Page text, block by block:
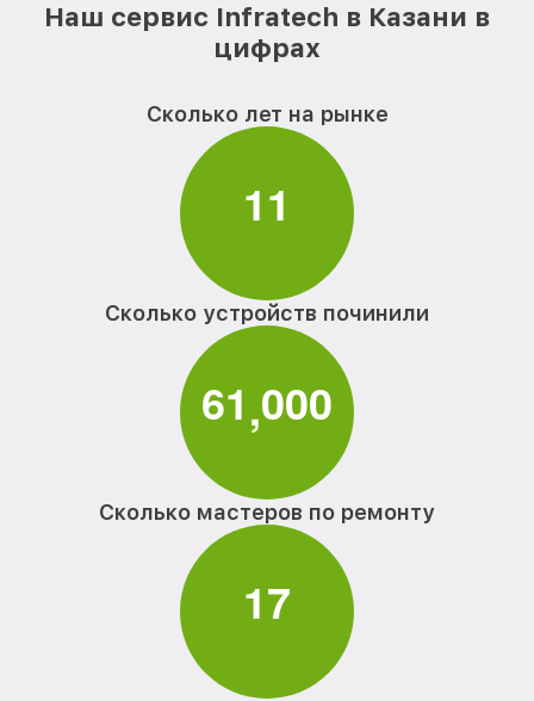
Наш сервис Infratech в Казани в
цифрах
Сколько лет на рынке
11
Сколько устройств починили
61,000
Сколько мастеров по ремонту
17